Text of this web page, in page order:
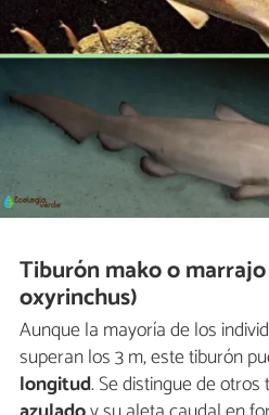
Tiburón mako o
oxyrinchus)
Aunque la mayoría de los
superan los 3 m, este tiburón
longitud. Se distingue de